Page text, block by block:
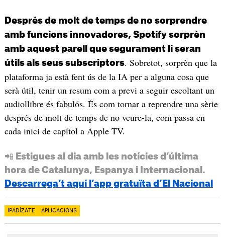
Després de molt de temps de no sorprendre
amb funcions innovadores, Spotify sorprèn
amb aquest parell que segurament li seran
útils als seus subscriptors. Sobretot, sorprèn que la
plataforma ja està fent ús de la IA per a alguna cosa que
serà útil, tenir un resum com a previ a seguir escoltant un
audiollibre és fabulós. És com tornar a reprendre una sèrie
després de molt de temps de no veure-la, com passa en
cada inici de capítol a Apple TV.
📲 Estigues al dia amb les notícies d’última
hora de Catalunya, Espanya i Internacional.
Descarrega’t aquí l’app gratuïta d’El Nacional
IPADÍZATE APLICACIONS